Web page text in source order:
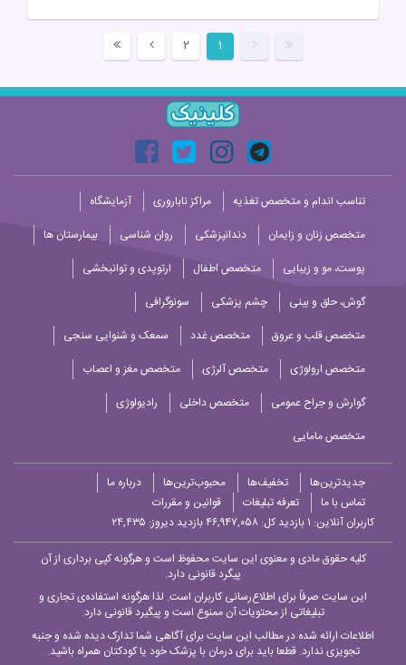
۱ ۲
تناسب اندام و متخصص تغذیه مراکز ناباروری
آزمایشگاه
متخصص زنان و زایمان
دندانپزشکی روان شناسی
بیمارستان ها
پوست، مو و زیبایی
متخصص اطفال
ارتوپدی و توانبخشی
گوش، حلق و بینی
چشم پزشکی
سونوگرافی
متخصص قلب و عروق
متخصص غدد
سمعک و شنوایی سنجی
متخصص ارولوژی
متخصص آلرژی
متخصص مغز و اعصاب
گوارش و جراح عمومی
متخصص داخلی
رادیولوژی
متخصص مامایی
جدیدترین‌ها تخفیف‌ها محبوب‌ترین‌ها
درباره ما
تماس با ما
تعرفه تبلیغات
قوانین و مقررات
کاربران آنلاین: ۱ بازدید کل: ۴۶,۹۴۷,۰۵۸
بازدید دیروز: ۲۴,۴۳۵
کلیه حقوق مادی و معنوی این سایت محفوظ است و هرگونه کپی برداری از آن
پیگرد قانونی دارد.
این سایت صرفاً برای اطلاع‌رسانی کاربران است. لذا هرگونه استفاده‌ی تجاری و
تبلیغاتی از محتویات آن ممنوع است و پیگیرد قانونی دارد.
اطلاعات ارائه شده در مطالب این سایت برای آگاهی شما تدارک دیده شده و جنبه
تجویزی ندارد. قطعا باید برای درمان با پزشک خود یا کودکتان همراه باشید.